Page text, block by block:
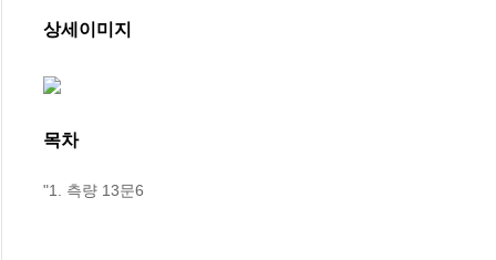
상세이미지
목차
"1. 측량 13문6